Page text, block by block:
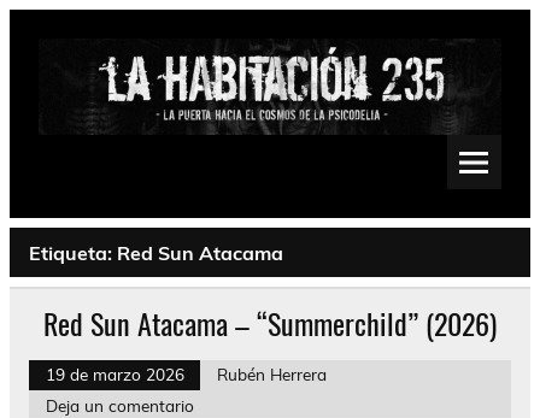
Saltar
Psychedelic, Stoner, Doom, Sludge, Fuzz, Space, Drone
Etiqueta: Red Sun Atacama
Red Sun Atacama – “Summerchild” (2026)
19 de marzo 2026
Rubén Herrera
Deja un comentario